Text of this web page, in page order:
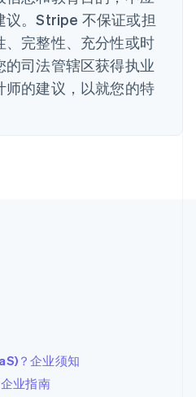
议。Stripe 不保证或担
完整性、充分性或时
司法管辖区获得执业
的建议，以就您的特
？企业须知
业指南